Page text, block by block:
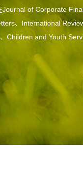
Journal of Corporate
、International
Children and Youth